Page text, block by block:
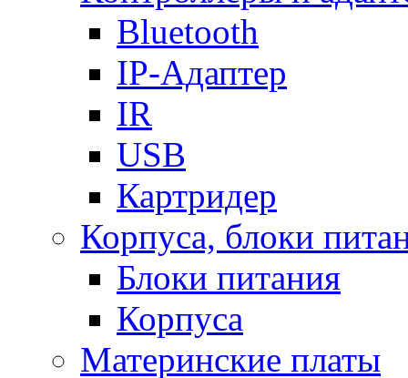
Bluetooth
IP-Адаптер
IR
USB
Картридер
Корпуса, блоки
Блоки питания
Корпуса
Материнские платы